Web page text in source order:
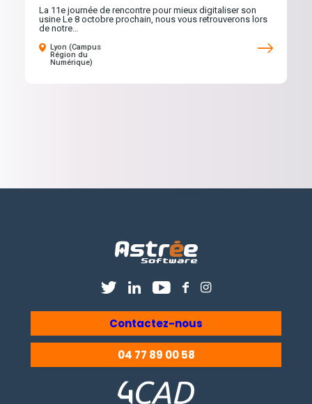
La 11e journée de rencontre pour mieux digitaliser son
usine Le 8 octobre prochain, nous vous retrouverons lors
de notre…
Lyon (Campus
Région du
Numérique)
Contactez-nous
04 77 89 00 58